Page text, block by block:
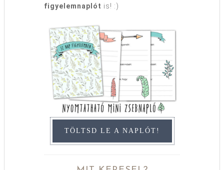
figyelemnaplót is! :)
TÖLTSD LE A NAPLÓT!